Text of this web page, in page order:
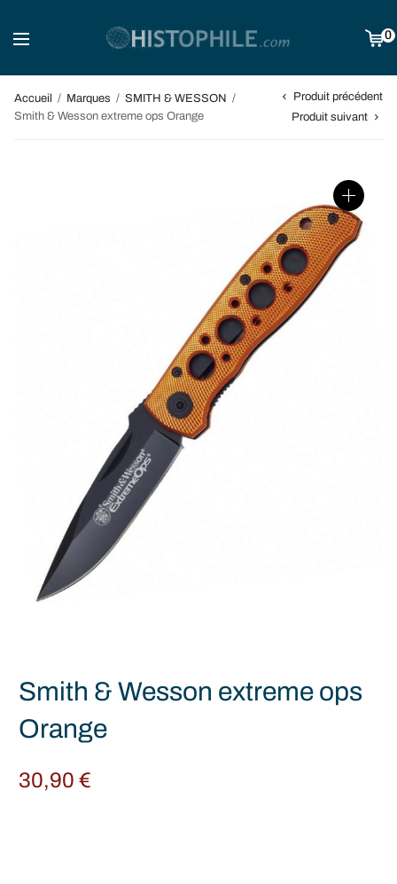
0
Accueil / Marques / SMITH & WESSON /
Smith & Wesson extreme ops Orange
Produit précédent
Produit suivant
Smith & Wesson extreme ops
Orange
30,90€